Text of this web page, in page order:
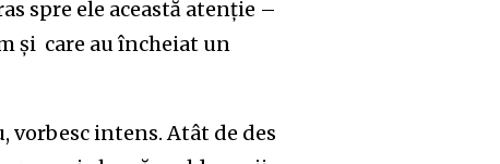
spre ele această atenție –
și care au încheiat un
vorbesc intens. Atât de des